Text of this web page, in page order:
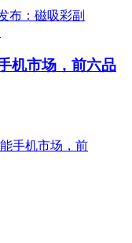
机市场，前六品